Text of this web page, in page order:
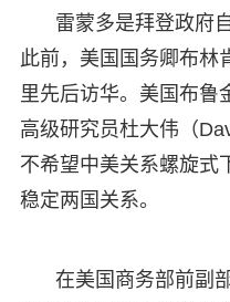
雷蒙多是拜登政府
此前，美国国务卿布林
里先后访华。美国布鲁
高级研究员杜大伟（
不希望中美关系螺旋式
稳定两国关系。
在美国商务部前副